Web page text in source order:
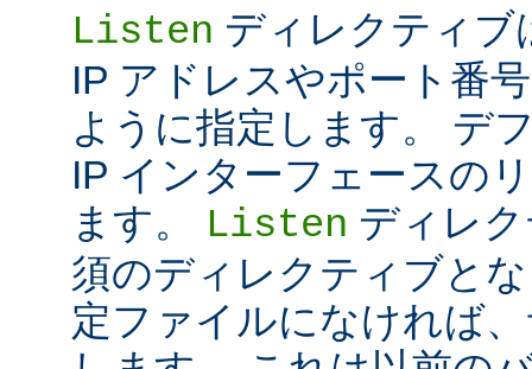
Listen ディレクティブ
IP アドレスやポート番
ように指定します。 デ
IP インターフェースの
ます。
Listen ディレ
須のディレクティブと
定ファイルになければ